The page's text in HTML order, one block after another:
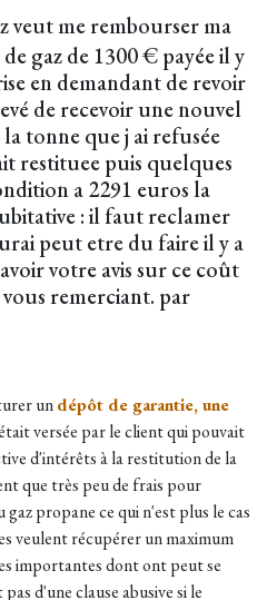
veut me rembourser ma
gaz de 1300 € payée il y
en demandant de revoir
de recevoir une nouvel
tonne que j ai refusée
restituee puis quelques
a 2291 euros la
: il faut reclamer
peut etre du faire il y a
votre avis sur ce coût
remerciant. par
undépôt de garantie, une
versée par le client qui pouvait
d'intérêts à la restitution de la
que très peu de frais pour
propane ce qui n'est plus le cas
veulent récupérer un maximum
importantes dont ont peut se
d'une clause abusive si le